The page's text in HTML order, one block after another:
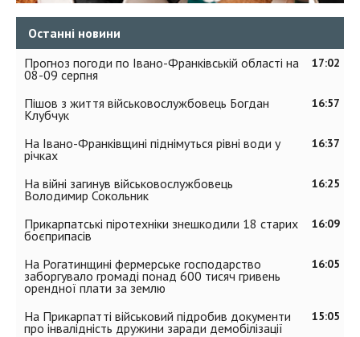
Останні новини
17:02
Прогноз погоди по Івано-Франківській області на
08-09 серпня
16:57
Пішов з життя військовослужбовець Богдан
Клубчук
16:37
На Івано-Франківщині піднімуться рівні води у
річках
16:25
На війні загинув військовослужбовець
Володимир Сокольник
16:09
Прикарпатські піротехніки знешкодили 18 старих
боєприпасів
16:05
На Рогатинщині фермерське господарство
заборгувало громаді понад 600 тисяч гривень
орендної плати за землю
15:05
На Прикарпатті військовий підробив документи
про інвалідність дружини заради демобілізації